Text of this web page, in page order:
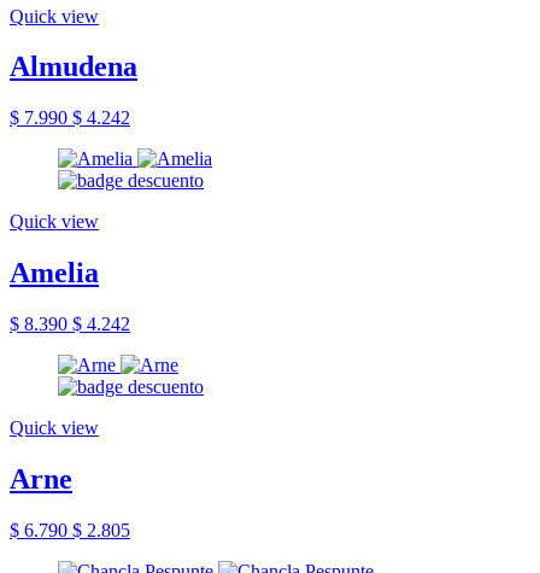
Quick view
Almudena
$ 7.990 $ 4.242
Quick view
Amelia
$ 8.390 $ 4.242
Quick view
Arne
$ 6.790 $ 2.805